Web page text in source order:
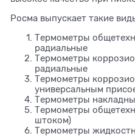
Росма выпускает такие
Термометры
радиальные
Термометры
радиальные
Термометры
универсальным
Термометры
Термометры
штоком)
Термометры